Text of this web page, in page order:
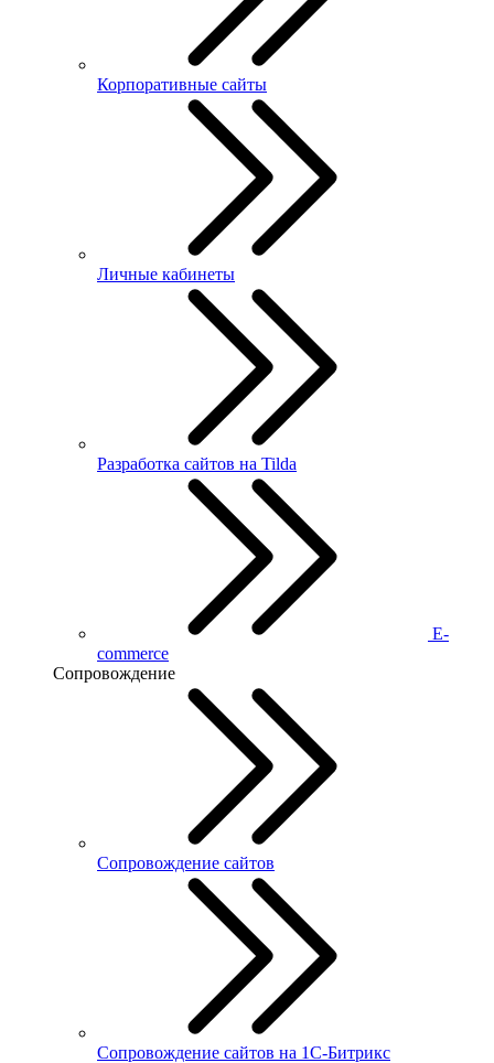
Корпоративные сайты
Личные кабинеты
Разработка сайтов на Tilda
E-
commerce
Сопровождение
Сопровождение сайтов
Сопровождение сайтов на 1С-Битрикс